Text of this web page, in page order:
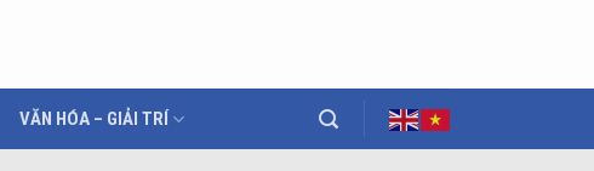
VĂN HÓA – GIẢI TRÍ